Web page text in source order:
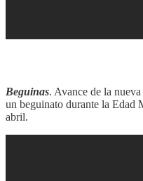
Beguinas. Avance de la nueva
un beguinato durante la Edad
abril.